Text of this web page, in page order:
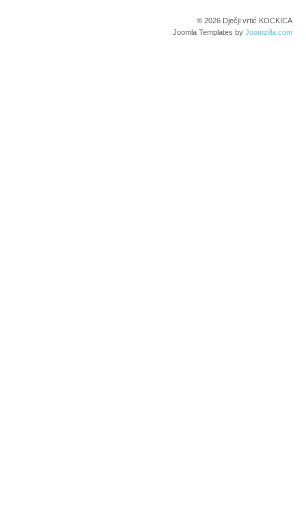
© 2026 Dječji vrtić KOCKICA
Joomla Templates by Joomzilla.com